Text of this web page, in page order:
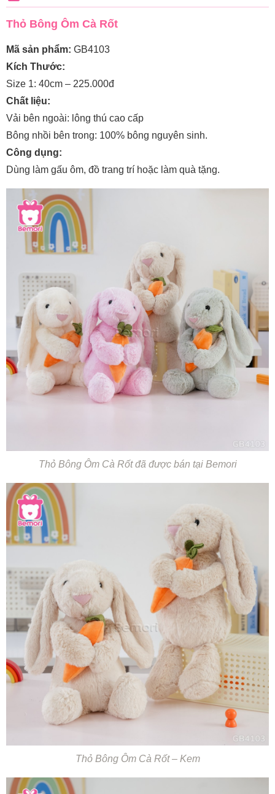
Thỏ Bông Ôm Cà Rốt
Mã sản phẩm: GB4103
Kích Thước:
Size 1: 40cm – 225.000đ
Chất liệu:
Vải bên ngoài: lông thú cao cấp
Bông nhồi bên trong: 100% bông nguyên sinh.
Công dụng:
Dùng làm gấu ôm, đồ trang trí hoặc làm quà tặng.
Thỏ Bông Ôm Cà Rốt đã được bán tại Bemori
Thỏ Bông Ôm Cà Rốt – Kem